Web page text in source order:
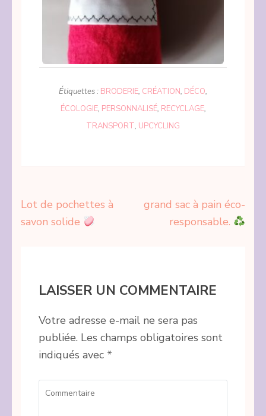
Étiquettes : BRODERIE, CRÉATION, DÉCO,
ÉCOLOGIE, PERSONNALISÉ, RECYCLAGE,
TRANSPORT, UPCYCLING
Navigation
de
Lot de pochettes à
savon solide
grand sac à pain éco-
responsable.
LAISSER UN COMMENTAIRE
Votre adresse e-mail ne sera pas
publiée. Les champs obligatoires sont
indiqués avec *
Commentaire